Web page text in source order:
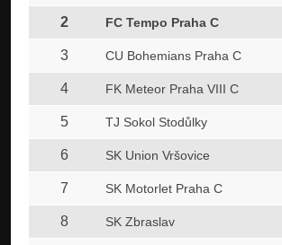
2 FC Tempo Praha C
3 CU Bohemians Praha C
4 FK Meteor Praha VIII C
5 TJ Sokol Stodůlky
6 SK Union Vršovice
7 SK Motorlet Praha C
8 SK Zbraslav